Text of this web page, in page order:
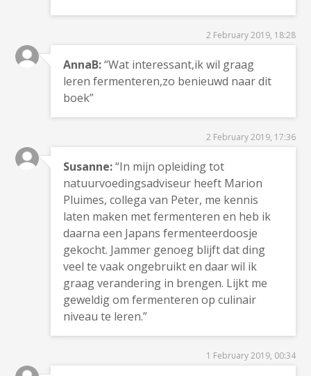
2 February 2019, 18:28
AnnaB:“Wat interessant,ik wil graag
leren fermenteren,zo benieuwd naar dit
boek”
2 February 2019, 17:36
Susanne:“In mijn opleiding tot
natuurvoedingsadviseur heeft Marion
Pluimes, collega van Peter, me kennis
laten maken met fermenteren en heb ik
daarna een Japans fermenteerdoosje
gekocht. Jammer genoeg blijft dat ding
veel te vaak ongebruikt en daar wil ik
graag verandering in brengen. Lijkt me
geweldig om fermenteren op culinair
niveau te leren.”
1 February 2019, 00:34